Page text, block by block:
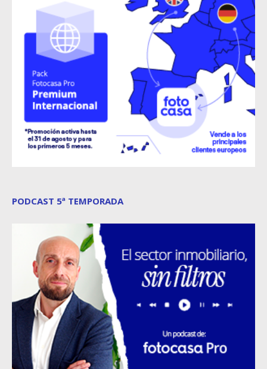
PODCAST 5ª TEMPORADA